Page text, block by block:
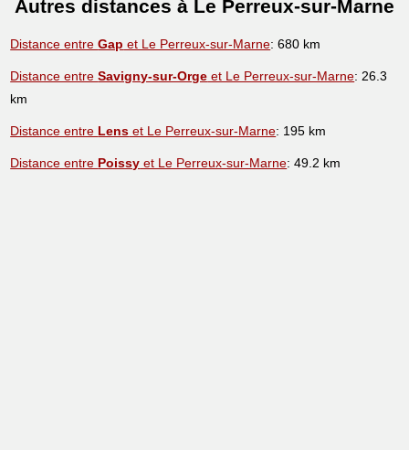
Autres distances à Le Perreux-sur-Marne
Distance entreGap et Le Perreux-sur-Marne: 680 km
Distance entreSavigny-sur-Orge et Le Perreux-sur-Marne: 26.3
km
Distance entre Lens et Le Perreux-sur-Marne: 195 km
Distance entre Poissy et Le Perreux-sur-Marne: 49.2 km